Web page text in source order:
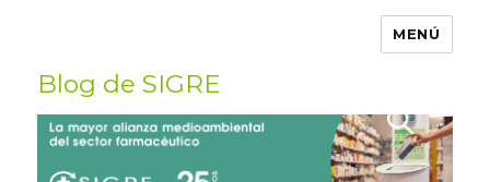
MENÚ
Blog de SIGRE
Buscar
por: